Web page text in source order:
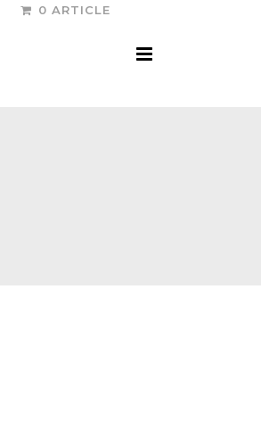
0 ARTICLE